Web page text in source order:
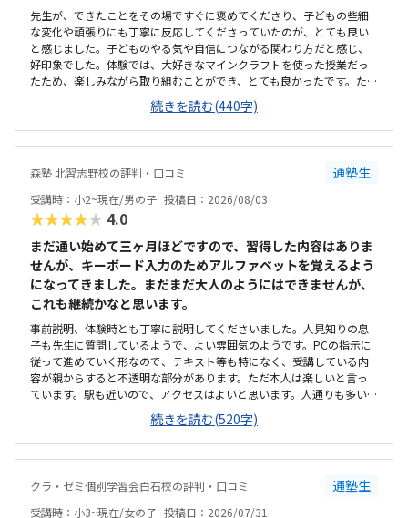
先生が、できたことをその場ですぐに褒めてくださり、子どもの些細
な変化や頑張りにも丁寧に反応してくださっていたのが、とても良い
と感じました。子どものやる気や自信につながる関わり方だと感じ、
好印象でした。体験では、大好きなマインクラフトを使った授業だっ
たため、楽しみながら取り組むことができ、とても良かったです。た
だ、今後もずっとマインクラフトを使った内容ではないと伺ったの
で、その後も興味を持って取り組めるかどうかは少し気になる点でし
た。教室は自宅から15分ほどの距離にあり、通いやすいと感じまし
た。また、駐車場もあるため、送り迎えもしやすく、安心して通わせ
ているわけではありませんが、壁などで視線が分散しにくい工夫がさ
れており、集中しやすい雰囲気だと感じました。月4回（1回50分）で
約12,000円という料金は、我が家にとってはやや高く感じますが、プ
ログラミング教室の相場を考えると、妥当な金額なのかなと思いまし
た。
続きを読む(440字)
森塾 北習志野校の評判・口コミ 通塾生
受講時：小2~現在/男の子 投稿日：2026/08/03
★★★★★ 4.0
まだ通い始めて三ヶ月ほどですので、習得した内容はありま
せんが、キーボード入力のためアルファベットを覚えるよう
になってきました。まだまだ大人のようにはできませんが、
これも継続かなと思います。
事前説明、体験時とも丁寧に説明してくださいました。人見知りの息
子も先生に質問しているようで、よい雰囲気のようです。PCの指示に
従って進めていく形なので、テキスト等も特になく、受講している内
容が親からすると不透明な部分があります。ただ本人は楽しいと言っ
ています。駅も近いので、アクセスはよいと思います。人通りも多いの
で、一人で通わせてもそんなに問題ないかと思います。ただビルが少
し古いので、子供からすると怖いかもしれません。高校受験を主とす
る塾なので、小2の息子からすると静かかなと思います。ただそのぶん
騒がずいるようなので、雰囲気は悪くないと思います。プログラミン
で、これから様子を見たいと思います。体験のとき、PCの不具合でス
タートが遅くなり、所定の時間よりも受講時間が短くなってしまった
続きを読む(520字)
クラ・ゼミ個別学習会白石校の評判・口コミ 通塾生
受講時：小3~現在/女の子 投稿日：2026/07/31